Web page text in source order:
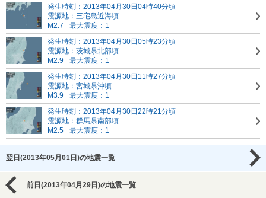
発生時刻：2013年04月30日04時40分頃
震源地：三宅島近海頃
M2.7
最大震度：1
発生時刻：2013年04月30日05時23分頃
震源地：茨城県北部頃
M2.9
最大震度：1
発生時刻：2013年04月30日11時27分頃
震源地：宮城県沖頃
M3.9
最大震度：1
発生時刻：2013年04月30日22時21分頃
震源地：群馬県南部頃
M2.5
最大震度：1
翌日(2013年05月01日)の地震一覧
前日(2013年04月29日)の地震一覧